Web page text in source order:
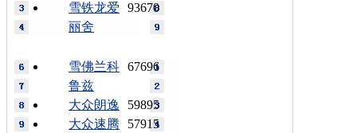
93670
雪铁龙爱
丽舍
67696
雪佛兰科
鲁兹
59895
大众朗逸
57915
大众速腾